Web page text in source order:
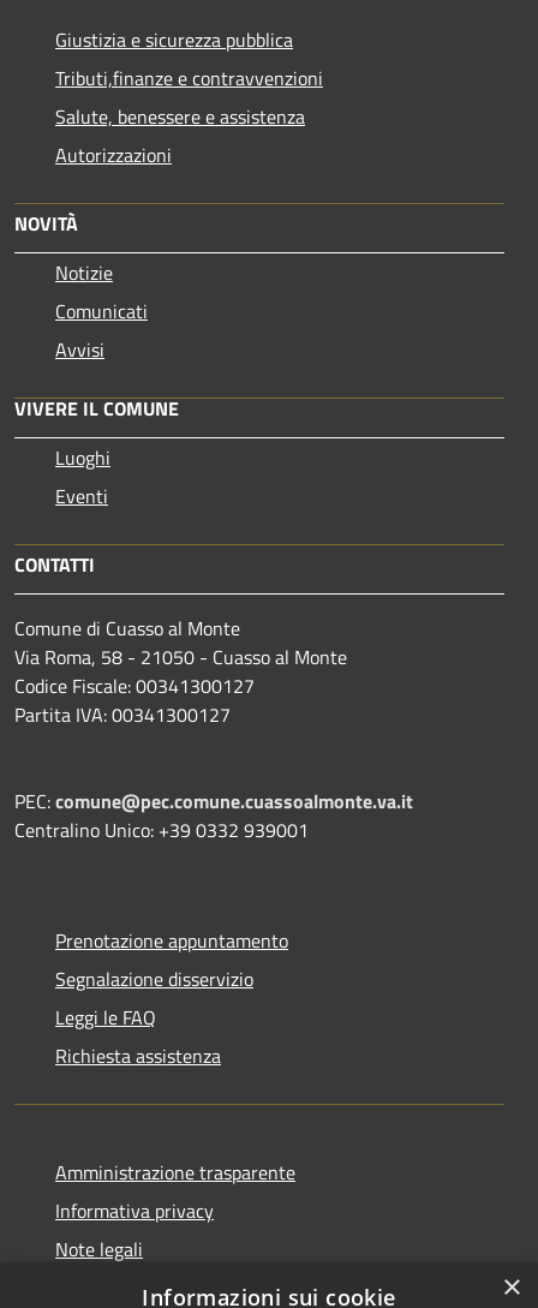
Giustizia e sicurezza pubblica
Tributi,finanze e contravvenzioni
Salute, benessere e assistenza
Autorizzazioni
NOVITÀ
Notizie
Comunicati
Avvisi
VIVERE IL COMUNE
Luoghi
Eventi
CONTATTI
Comune di Cuasso al Monte
Via Roma, 58 - 21050 - Cuasso al Monte
Codice Fiscale: 00341300127
Partita IVA: 00341300127
PEC:comune@pec.comune.cuassoalmonte.va.it
Centralino Unico: +39 0332 939001
Prenotazione appuntamento
Segnalazione disservizio
Leggi le FAQ
Richiesta assistenza
Amministrazione trasparente
Informativa privacy
Note legali
Dichiarazione di accessibilità
×
Informazioni sui cookie